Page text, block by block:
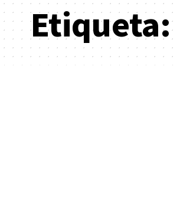
Etiqueta: